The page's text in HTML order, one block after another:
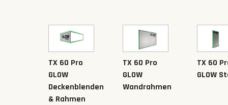
TX 60 Pro
GLOW
Deckenblenden
& Rahmen
TX 60 Pro
GLOW
Wandrahmen
TX 60
GLOW